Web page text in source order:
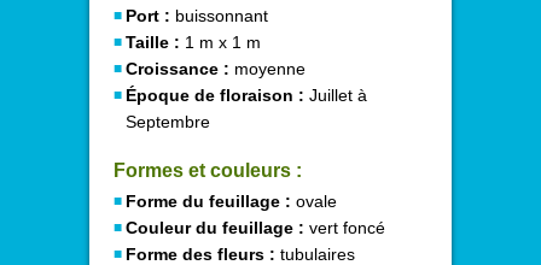
Port : buissonnant
Taille : 1 m x 1 m
Croissance : moyenne
Époque de floraison : Juillet à
Septembre
Formes et couleurs :
Forme du feuillage : ovale
Couleur du feuillage : vert foncé
Forme des fleurs : tubulaires